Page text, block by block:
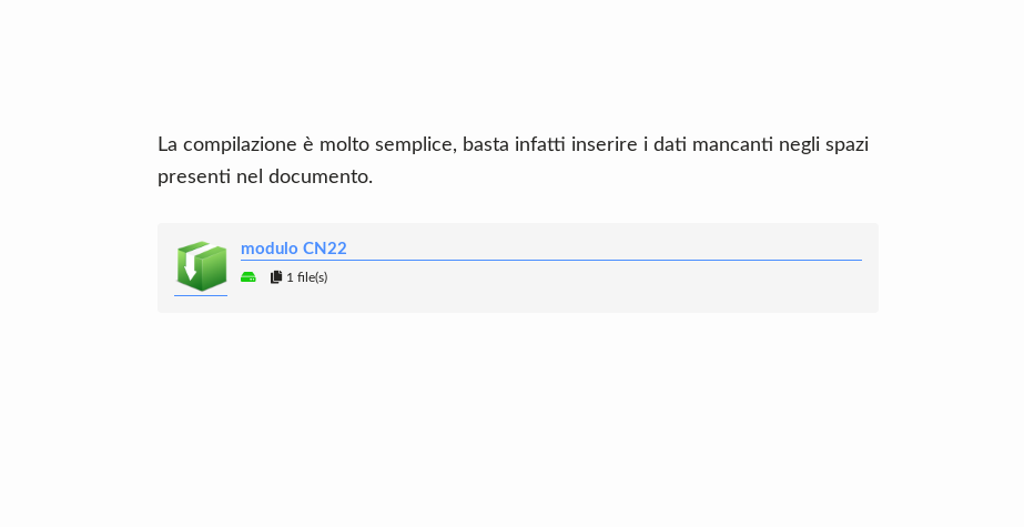
La compilazione è molto semplice, basta infatti inserire i dati mancanti negli spazi
presenti nel documento.
modulo CN22
1 file(s)